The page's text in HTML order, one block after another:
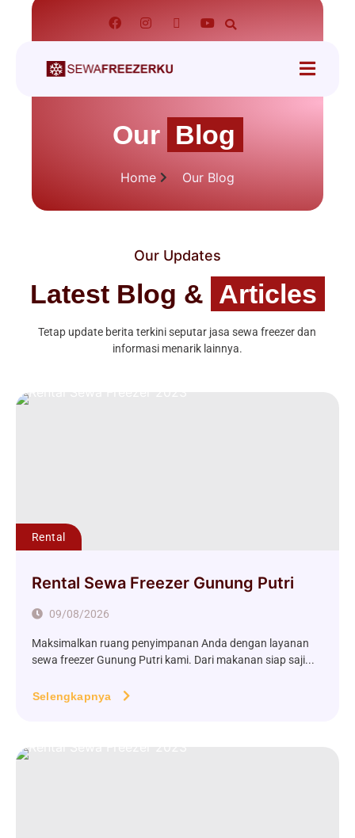
Our Blog
Home Our Blog
Our Updates
Latest Blog & Articles
Tetap update berita terkini seputar jasa sewa freezer dan
informasi menarik lainnya.
Rental
Rental Sewa Freezer Gunung Putri
09/08/2026
Maksimalkan ruang penyimpanan Anda dengan layanan
sewa freezer Gunung Putri kami. Dari makanan siap saji...
Selengkapnya